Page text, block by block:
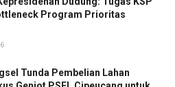
Program Prioritas
Tunda Pembelian Lahan